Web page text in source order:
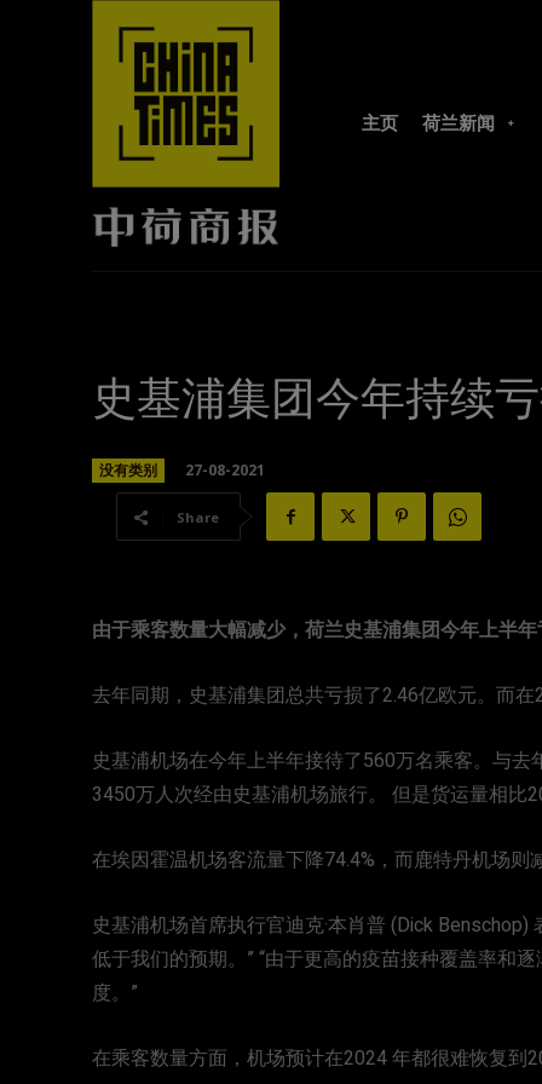
主页 荷兰新闻
史基浦集团今年持续
没有类别 27-08-2021
Share
由于乘客数量大幅减少，荷兰史基浦集团今年上半
去年同期，史基浦集团总共亏损了2.46亿欧元。而
史基浦机场在今年上半年接待了560万名乘客。与
3450万人次经由史基浦机场旅行。 但是货运量相比
在埃因霍温机场客流量下降74.4%，而鹿特丹机场
史基浦机场首席执行官迪克·本肖普 (Dick
低于我们的预期。” “由于更高的疫苗接种覆盖率和
度。”
在乘客数量方面，机场预计在2024 年都很难恢复到